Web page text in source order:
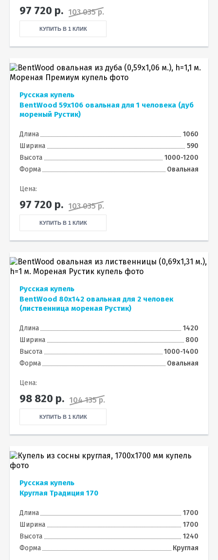
97 720 р. 103 035 р.
КУПИТЬ В 1 КЛИК
Русская купель
BentWood 59х106 овальная для 1 человека (дуб
мореный Рустик)
Длина
1060
Ширина
590
Высота
1000-1200
Форма
Овальная
Цена:
97 720 р. 103 035 р.
КУПИТЬ В 1 КЛИК
Русская купель
BentWood 80х142 овальная для 2 человек
(лиственница мореная Рустик)
Длина
1420
Ширина
800
Высота
1000-1400
Форма
Овальная
Цена:
98 820 р. 104 135 р.
КУПИТЬ В 1 КЛИК
Русская купель
Круглая Традиция 170
Длина
1700
Ширина
1700
Высота
1240
Форма
Круглая